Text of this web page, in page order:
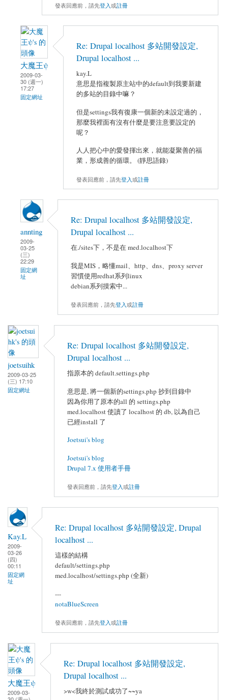
發表回應前，請先登入或註冊
大魔王ψ
2009-03-
30 (週一)
17:27
固定網址
Re: Drupal localhost 多站開發設定,
Drupal localhost ...
kay.L
意思是指複製原主站中的default到我要新建
的多站的目錄中嘛？
但是settings我有復康一個新的未設定過的，
那麼我裡面有沒有什麼是要注意要設定的
呢？
人人把心中的愛發揮出來，就能凝聚善的福
業，形成善的循環。 (靜思語錄)
發表回應前，請先登入或註冊
annting
2009-
03-25
(三)
22:29
固定網
址
Re: Drupal localhost 多站開發設定,
Drupal localhost ...
在./sites下，不是在 med.localhost下
我是MIS，略懂mail、http、dns、proxy server
習慣使用redhat系列linux
debian系列摸索中...
發表回應前，請先登入或註冊
joetsuihk
2009-03-25
(三) 17:10
固定網址
Re: Drupal localhost 多站開發設定,
Drupal localhost ...
指原本的 default.settings.php
意思是, 將一個新的settings.php 抄到目錄中
因為你用了原本的all 的 settings.php
med.localhost 使讀了 localhost 的 db, 以為自己
已經install 了
Joetsui's blog
Joetsui's blog
Drupal 7.x 使用者手冊
發表回應前，請先登入或註冊
Kay.L
2009-
03-26
(四)
00:11
固定網
址
Re: Drupal localhost 多站開發設定, Drupal
localhost ...
這樣的結構
default/settings.php
med.localhost/settings.php (全新)
---
notaBlueScreen
發表回應前，請先登入或註冊
大魔王ψ
2009-03-
Re: Drupal localhost 多站開發設定,
Drupal localhost ...
>w<我終於測試成功了~~ya